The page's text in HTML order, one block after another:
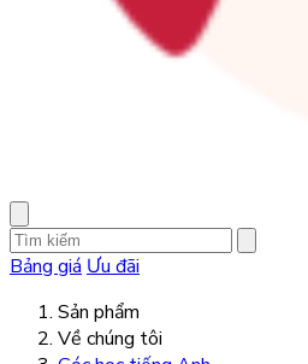
Bảng giá Ưu đãi
Sản phẩm
Về chúng tôi